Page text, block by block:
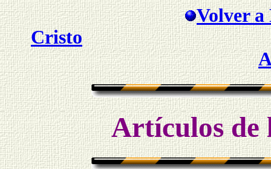
Volver a
Cristo
Artículos de